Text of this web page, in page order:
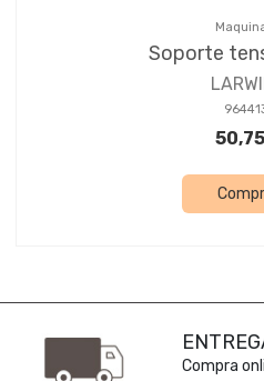
Soporte
Compra